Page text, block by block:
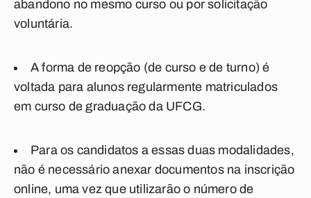
abandono no mesmo curso ou por solicitação
voluntária.
A forma de reopção (de curso e de turno) é
voltada para alunos regularmente matriculados
em curso de graduação da UFCG.
Para os candidatos a essas duas modalidades,
não é necessário anexar documentos na inscrição
online, uma vez que utilizarão o número de